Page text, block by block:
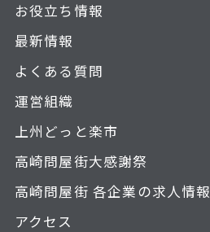
お役立ち情報
最新情報
よくある質問
運営組織
上州どっと楽市
高崎問屋街大感謝祭
高崎問屋街 各企業の求人情報
アクセス